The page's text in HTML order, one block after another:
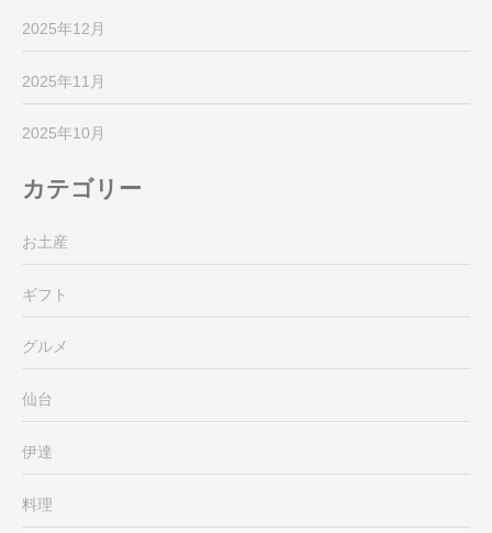
2025年12月
2025年11月
2025年10月
カテゴリー
お土産
ギフト
グルメ
仙台
伊達
料理